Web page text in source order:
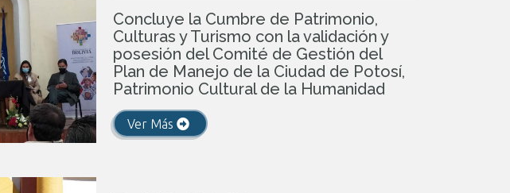
Concluye la Cumbre de Patrimonio,
Culturas y Turismo con la validación y
posesión del Comité de Gestión del
Plan de Manejo de la Ciudad de Potosí,
Patrimonio Cultural de la Humanidad
Ver Más